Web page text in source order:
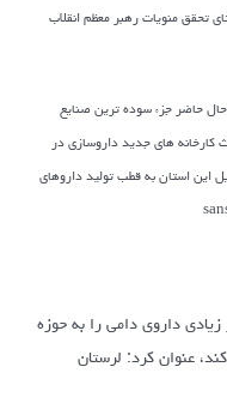
تحقق منویات رهبر معظم انقلاب
حاضر جزءسوده ترین صنایع
کارخانه های جدیدداروسازی در
این استان به قطبتولید داروهای
داروی دامی را به حوزه
عنوان کرد: لرستان